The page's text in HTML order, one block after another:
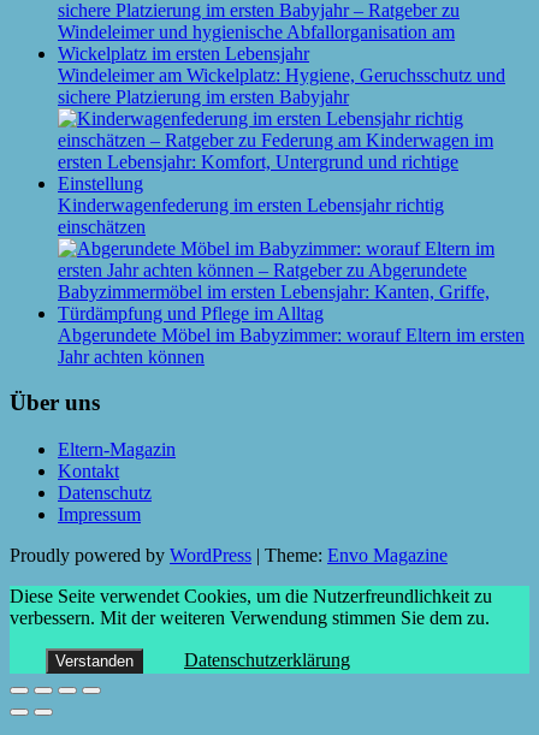
Windeleimer am Wickelplatz: Hygiene, Geruchsschutz und
sichere Platzierung im ersten Babyjahr
Kinderwagenfederung im ersten Lebensjahr richtig
einschätzen
Abgerundete Möbel im Babyzimmer: worauf Eltern im ersten
Jahr achten können
Über uns
Eltern-Magazin
Kontakt
Datenschutz
Impressum
Proudly powered by WordPress | Theme: Envo Magazine
Diese Seite verwendet Cookies, um die Nutzerfreundlichkeit zu
verbessern. Mit der weiteren Verwendung stimmen Sie dem zu.
Verstanden Datenschutzerklärung